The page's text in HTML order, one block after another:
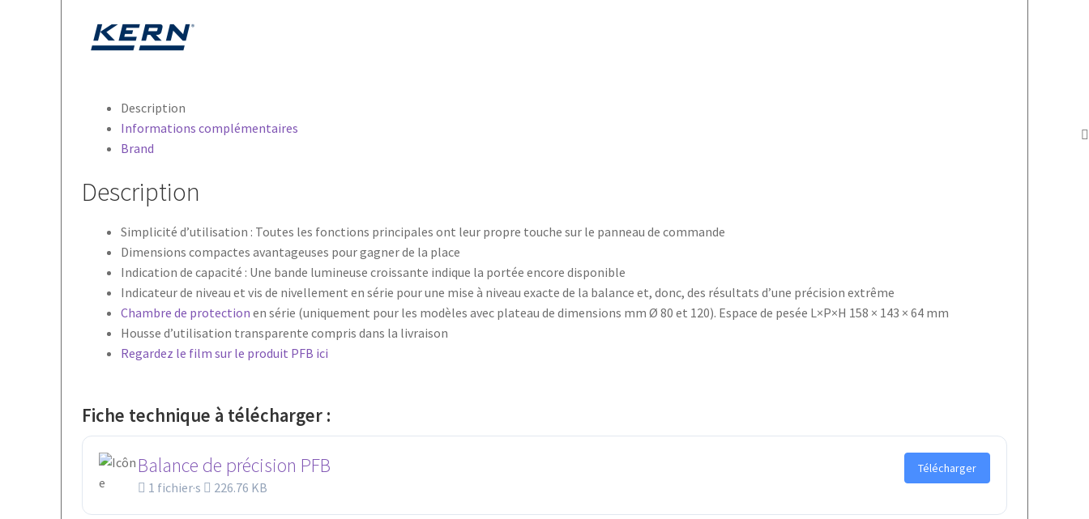
Description
Informations complémentaires
Brand
Description
Simplicité d’utilisation : Toutes les fonctions principales ont leur propre touche sur le panneau de commande
Dimensions compactes avantageuses pour gagner de la place
Indication de capacité : Une bande lumineuse croissante indique la portée encore disponible
Indicateur de niveau et vis de nivellement en série pour une mise à niveau exacte de la balance et, donc, des résultats d’une précision extrême
Chambre de protection en série (uniquement pour les modèles avec plateau de dimensions mm Ø 80 et 120). Espace de pesée L×P×H 158 × 143 × 64 mm
Housse d’utilisation transparente compris dans la livraison
Regardez le film sur le produit PFB ici
Fiche technique à télécharger :
Balance de précision PFB
1 fichier·s 226.76 KB
Télécharger